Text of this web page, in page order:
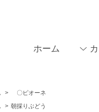
ホーム
>
〇ピオーネ
> 朝採りぶどう